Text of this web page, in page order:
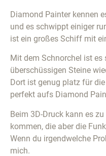
Diamond Painter kennen
und es schwippt einiger
ist ein großes Schiff mit
Mit dem Schnorchel ist es
überschüssigen Steine
Dort ist genug platz für
perfekt aufs Diamond
Beim 3D-Druck kann es
kommen, die aber die
Wenn du irgendwelche
mich.